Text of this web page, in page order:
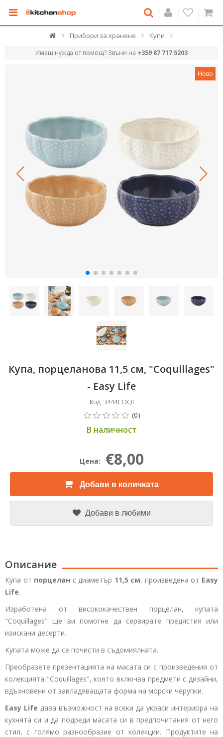
Прибори за хранене Купи
Имаш нужда от помощ? Звъни на +359 87 717 5203
Ново
Купа, порцеланова 11,5 см, "Coquillages"
- Easy Life
Код: 3444COQI
В наличност
Цена: €8,00
Добави в количката
Добави в любими
Описание
Купа от порцелан с диаметър 11,5 см, произведена от Easy
Life.
Изработена от висококачествен порцелан, купата
"Coquillages" ще ви помогне да сервирате предястия или
изискани десерти.
Купата може да се почисти в съдомиялната.
Преобразете презентацията на масата си с произведения от
колекцията "Coquillages", която включва предмети с дизайни,
вдъхновени от завладяващата форма на морски черупки.
Easy Life дава възможност на всеки да украси интериора на
кухнята си и да подреди масата си в предпочитания от него
стил, с голямо разнообразие от колекции. Продуктите на